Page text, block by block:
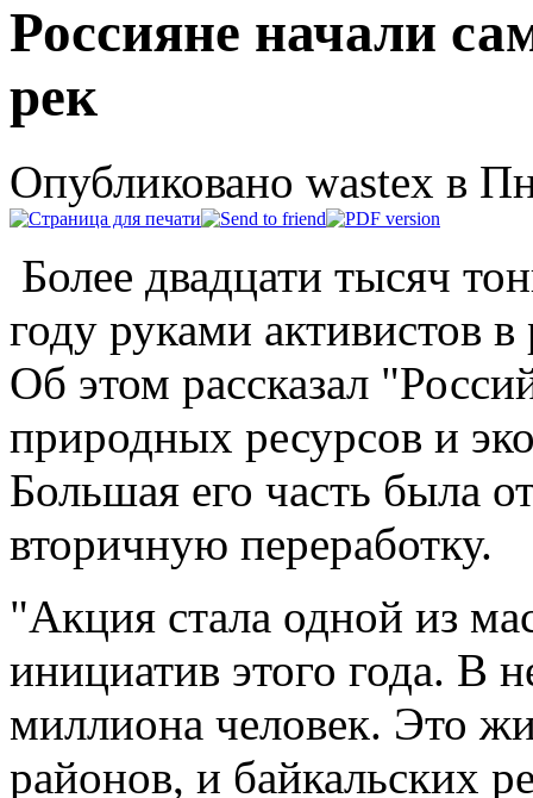
Россияне начали
рек
Опубликовано wastex в
Более двадцати тысяч
году руками активистов
Об этом рассказал
природных ресурсов и
Большая его часть была
вторичную переработку.
"Акция стала одной из
инициатив этого года. В
миллиона человек. Это
районов, и байкальских